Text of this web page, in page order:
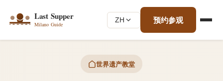
ZH 预约参观
世界遗产教堂